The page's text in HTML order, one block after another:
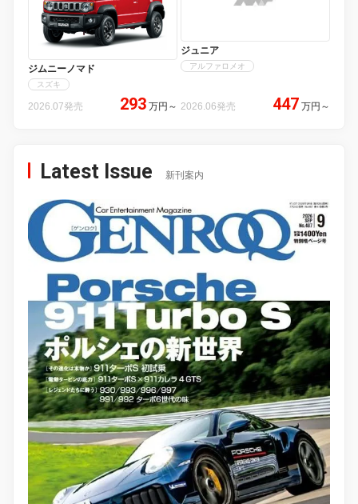
ジムニーノマド
スズキ
2026.07発売 293 万円 ～
ジュニア
アルファロメオ
2026.06発売 447 万円 ～
Latest Issue 新刊案内